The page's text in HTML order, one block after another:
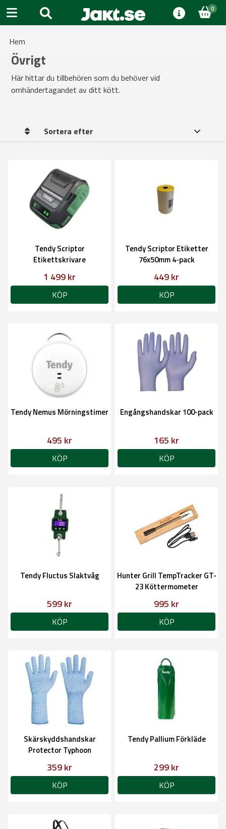
0
Hem
Övrigt
Här hittar du tillbehören som du behöver vid
omhändertagandet av ditt kött.
Sortera efter
Tendy Scriptor
Etikettskrivare
1 499 kr
KÖP
Tendy Scriptor Etiketter
76x50mm 4-pack
449 kr
KÖP
Tendy Nemus Mörningstimer
495 kr
KÖP
Engångshandskar 100-pack
165 kr
KÖP
Tendy Fluctus Slaktvåg
599 kr
KÖP
Hunter Grill TempTracker GT-
23 Köttermometer
995 kr
KÖP
Skärskyddshandskar
Protector Typhoon
359 kr
KÖP
Tendy Pallium Förkläde
299 kr
KÖP